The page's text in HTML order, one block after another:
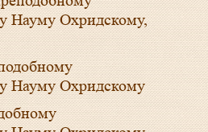
Науму Охридскому,
Науму Охридскому